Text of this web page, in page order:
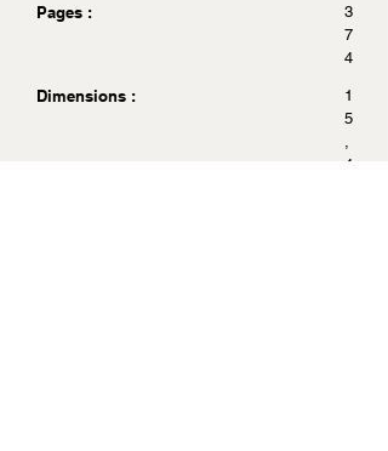
Pages :
3
7
4
Dimensions :
1
5
,
4